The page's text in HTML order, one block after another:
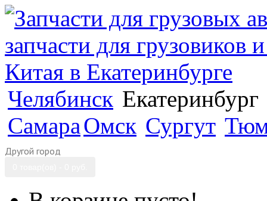
Челябинск Екатеринбург
СамараОмск Сургут
Другой город